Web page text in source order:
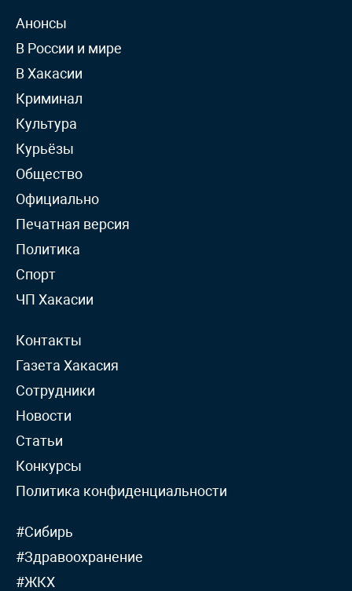
Анонсы
В России и мире
В Хакасии
Криминал
Культура
Курьёзы
Общество
Официально
Печатная версия
Политика
Спорт
ЧП Хакасии
Контакты
Газета Хакасия
Сотрудники
Новости
Статьи
Конкурсы
Политика конфиденциальности
#Сибирь
#Здравоохранение
#ЖКХ